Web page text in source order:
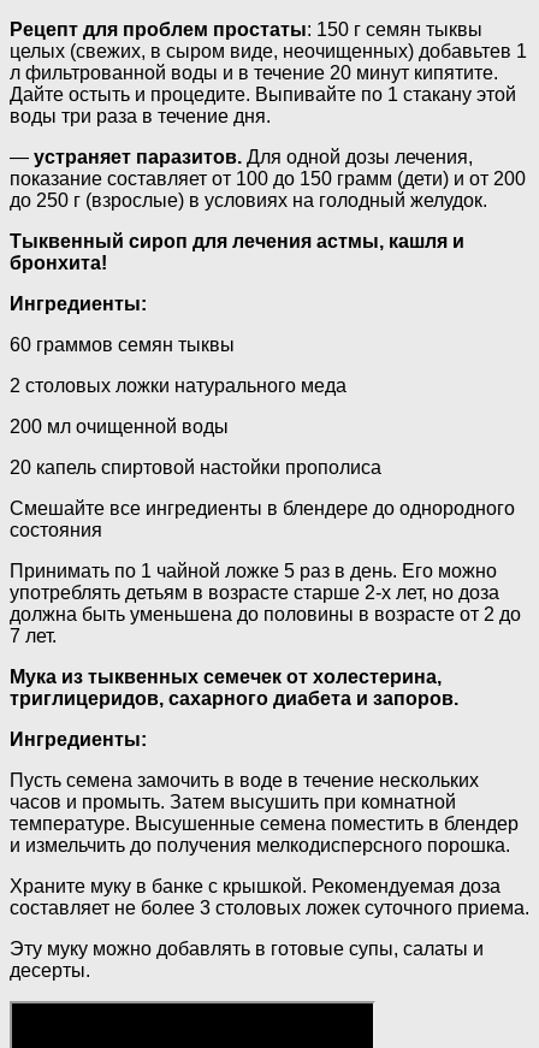
Рецепт для проблем простаты: 150 г семян тыквы
целых (свежих, в сыром виде, неочищенных) добавьтев 1
л фильтрованной воды и в течение 20 минут кипятите.
Дайте остыть и процедите. Выпивайте по 1 стакану этой
воды три раза в течение дня.
— устраняет паразитов. Для одной дозы лечения,
показание составляет от 100 до 150 грамм (дети) и от 200
до 250 г (взрослые) в условиях на голодный желудок.
Тыквенный сироп для лечения астмы, кашля и
бронхита!
Ингредиенты:
60 граммов семян тыквы
2 столовых ложки натурального меда
200 мл очищенной воды
20 капель спиртовой настойки прополиса
Смешайте все ингредиенты в блендере до однородного
состояния
Принимать по 1 чайной ложке 5 раз в день. Его можно
употреблять детьям в возрасте старше 2-х лет, но доза
должна быть уменьшена до половины в возрасте от 2 до
7 лет.
Мука из тыквенных семечек от холестерина,
триглицеридов, сахарного диабета и запоров.
Ингредиенты:
Пусть семена замочить в воде в течение нескольких
часов и промыть. Затем высушить при комнатной
температуре. Высушенные семена поместить в блендер
и измельчить до получения мелкодисперсного порошка.
Храните муку в банке с крышкой. Рекомендуемая доза
составляет не более 3 столовых ложек суточного приема.
Эту муку можно добавлять в готовые супы, салаты и
десерты.